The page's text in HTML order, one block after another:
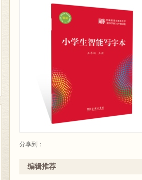
分享到：
编辑推荐